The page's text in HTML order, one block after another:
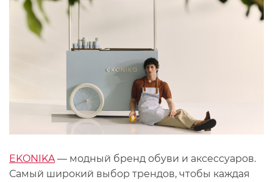
EKONIKA — модный бренд обуви и аксессуаров.
Самый широкий выбор трендов, чтобы каждая